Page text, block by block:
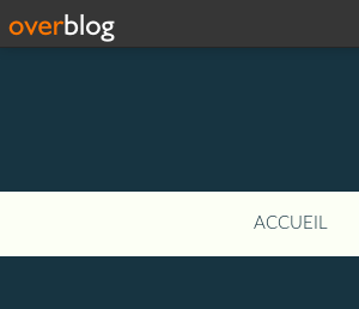
ACCUEIL